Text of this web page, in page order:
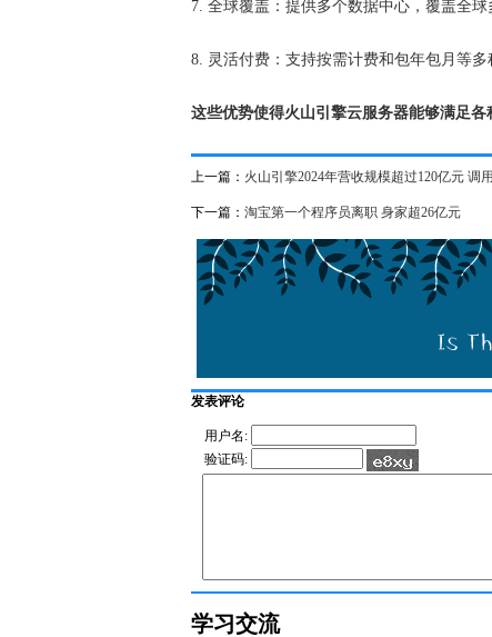
7. 全球覆盖：提供多个数据中心，覆盖全球
8. 灵活付费：支持按需计费和包年包月等多
这些优势使得火山引擎云服务器能够满足
上一篇： 火山引擎2024年营收规模超过120亿元 调
下一篇： 淘宝第一个程序员离职 身家超26亿元
发表评论
用户名:
验证码:
学习交流